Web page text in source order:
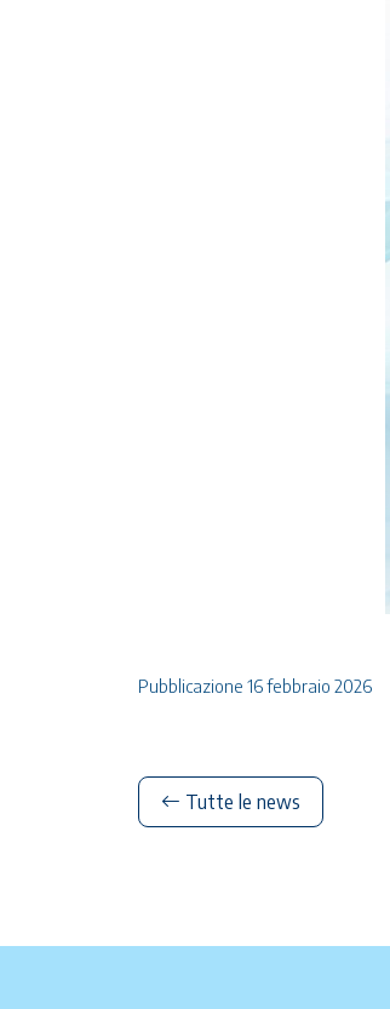
Pubblicazione 16 febbraio 2026
Tutte le news